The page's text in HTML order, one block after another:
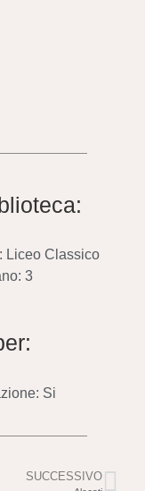
Liceo Classico
3
Si
SUCCESSIVO